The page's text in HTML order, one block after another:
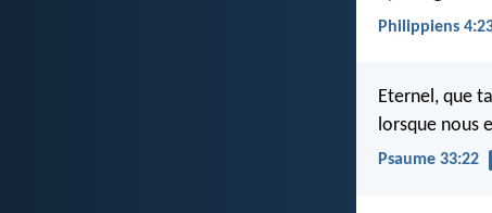
Philippiens
Eternel, que
lorsque nous
Psaume 33:22